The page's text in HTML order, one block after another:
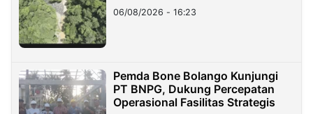
06/08/2026 - 16:23
Pemda Bone Bolango Kunjungi
PT BNPG, Dukung Percepatan
Operasional Fasilitas Strategis